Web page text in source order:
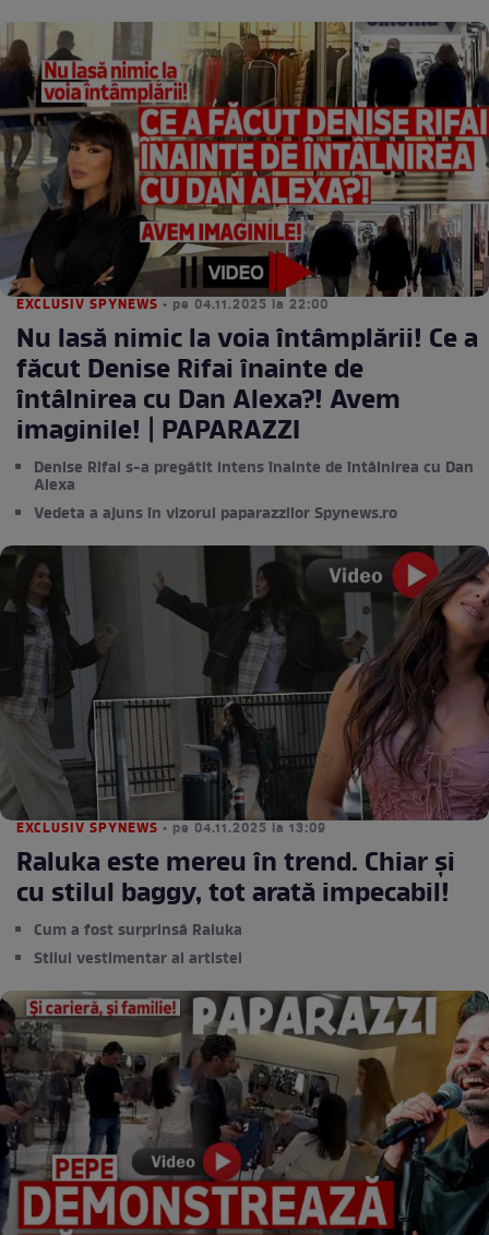
EXCLUSIV SPYNEWS • pe 04.11.2025 la 22:00
Nu lasă nimic la voia întâmplării! Ce a
făcut Denise Rifai înainte de
întâlnirea cu Dan Alexa?! Avem
imaginile! | PAPARAZZI
Denise Rifai s-a pregătit intens înainte de întâlnirea cu Dan
Alexa
Vedeta a ajuns în vizorul paparazzilor Spynews.ro
EXCLUSIV SPYNEWS • pe 04.11.2025 la 13:09
Raluka este mereu în trend. Chiar și
cu stilul baggy, tot arată impecabil!
Cum a fost surprinsă Raluka
Stilul vestimentar al artistei